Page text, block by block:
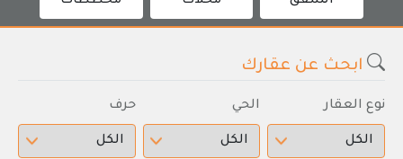
ابحث عن عقارك
نوع العقار الحي حرف